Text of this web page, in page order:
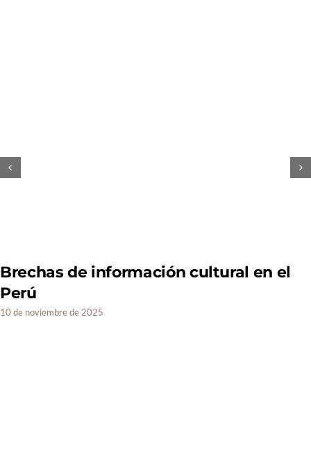
Brechas de información cultural en el
Perú
10 de noviembre de 2025